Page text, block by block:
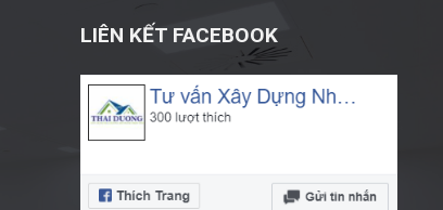
LIÊN KẾT FACEBOOK